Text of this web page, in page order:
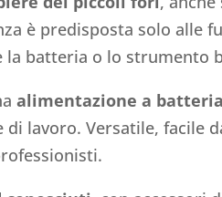
è predisposta solo alle
batteria o lo strumento
alimentazione a batteria
lavoro. Versatile, facile